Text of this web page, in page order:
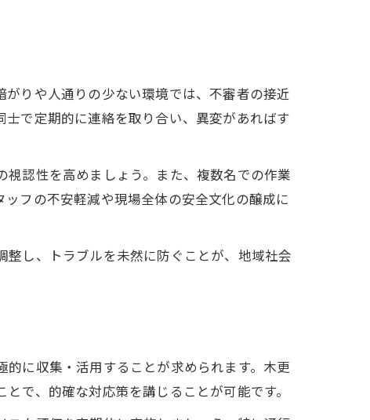
りや人通りの少ない環境では、不審者の接近
で定期的に連絡を取り合い、異変があればす
認性を高めましょう。また、複数名での作業
フの不安軽減や現場全体の安全文化の醸成に
し、トラブルを未然に防ぐことが、地域社会
に収集・活用することが求められます。木更
で、的確な対応策を講じることが可能です。